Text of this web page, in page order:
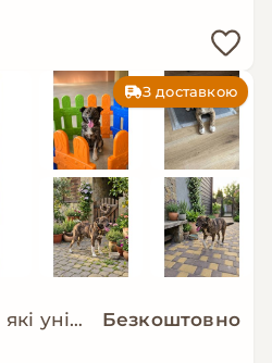
З доставкою
Тільки подивіться, які унікальні дівчатка шукають родини 😍 Безкоштовно